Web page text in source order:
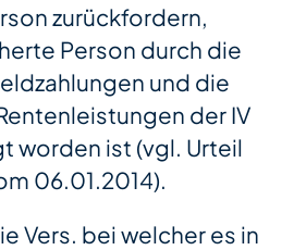
zurückfordern,
Person durch die
und die
der IV
worden ist (vgl. Urteil
06.01.2014).
Vers. bei welcher es in